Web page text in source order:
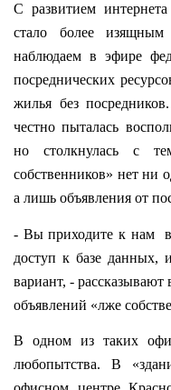
С развитием
стало более
наблюдаем в эфире
посреднических
жилья без
честно пыталась
но столкнулась с
собственников» нет ни
а лишь объявления от
- Вы приходите к нам
доступ к базе данных,
вариант, -
объявлений «лже
В одном из таких
любопытства. В